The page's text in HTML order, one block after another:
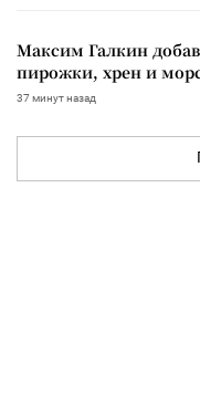
Максим Галкин
пирожки, хрен и
37 минут назад